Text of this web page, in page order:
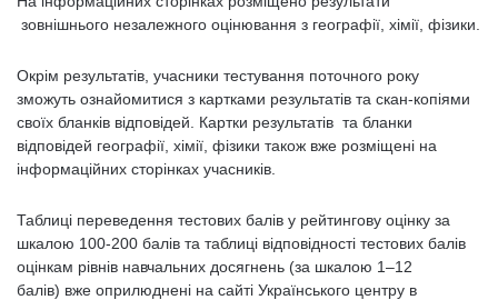
зовнішнього незалежного оцінювання з географії, хімії, фізики.
Окрім результатів, учасники тестування поточного року
зможуть ознайомитися з картками результатів та скан-копіями
своїх бланків відповідей. Картки результатів та бланки
відповідей географії, хімії, фізики також вже розміщені на
інформаційних сторінках учасників.
Таблиці переведення тестових балів у рейтингову оцінку за
шкалою 100-200 балів та таблиці відповідності тестових балів
оцінкам рівнів навчальних досягнень (за шкалою 1–12
балів) вже оприлюднені на сайті Українського центру в